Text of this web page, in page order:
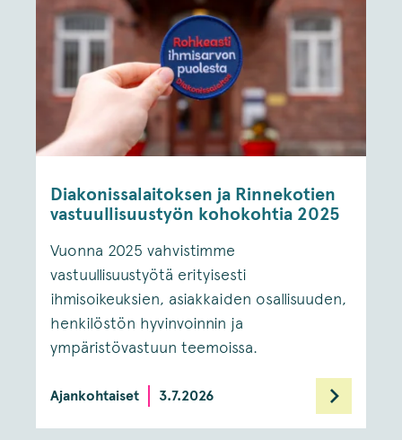
Diakonissalaitoksen ja Rinnekotien
vastuullisuustyön kohokohtia 2025
Vuonna 2025 vahvistimme
vastuullisuustyötä erityisesti
ihmisoikeuksien, asiakkaiden osallisuuden,
henkilöstön hyvinvoinnin ja
ympäristövastuun teemoissa.
Ajankohtaiset 3.7.2026